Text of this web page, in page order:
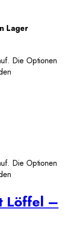
Lager
Die Optionen
Die Optionen
Löffel –